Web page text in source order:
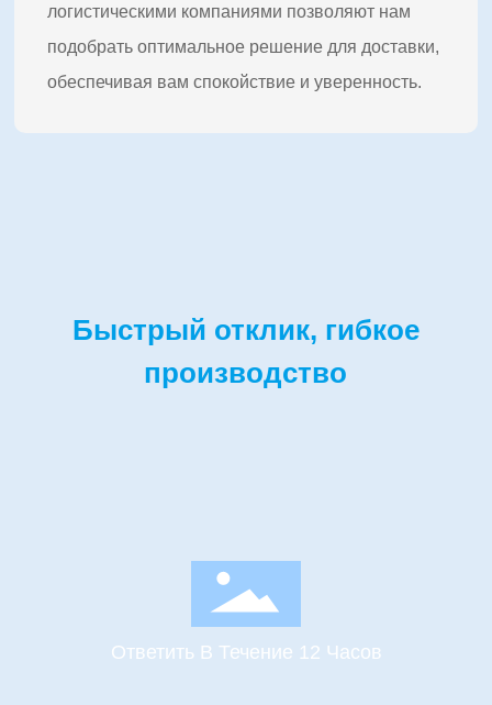
логистическими компаниями позволяют нам
подобрать оптимальное решение для доставки,
обеспечивая вам спокойствие и уверенность.
Быстрый отклик, гибкое
производство
Ответить В Течение 12 Часов